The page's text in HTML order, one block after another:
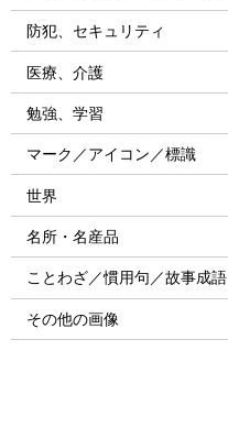
防犯、セキュリティ
医療、介護
勉強、学習
マーク／アイコン／標識
世界
名所・名産品
ことわざ／慣用句／故事成語
その他の画像